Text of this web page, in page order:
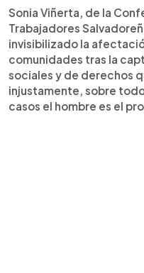
Sonia Viñerta, de la
Trabajadores
invisibilizado la
comunidades tras la
sociales y de derechos
injustamente, sobre
casos el hombre es el